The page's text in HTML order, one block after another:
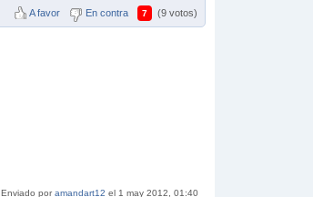
A favor En contra 7 (9 votos)
Enviado poramandart12 el 1 may 2012, 01:40